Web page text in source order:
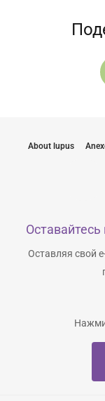
About lupus
Оставляя свой